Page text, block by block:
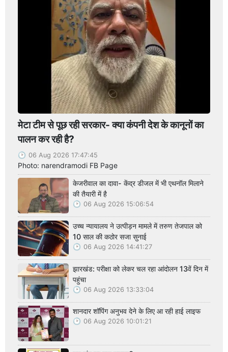
मेटा टीम से पूछ रही सरकार- क्या कंपनी देश के कानूनों का
पालन कर रही है?
06 Aug 2026 17:47:45
Photo: narendramodi FB Page
केजरीवाल का दावा- केंद्र डीजल में भी एथनॉल मिलाने
की तैयारी में है
06 Aug 2026 15:06:54
उच्च न्यायालय ने उत्पीड़न मामले में तरुण तेजपाल को
10 साल की कठोर सजा सुनाई
06 Aug 2026 14:41:27
झारखंड: परीक्षा को लेकर चल रहा आंदोलन 13वें दिन में
पहुंचा
06 Aug 2026 13:33:04
शानदार शॉपिंग अनुभव देने के लिए आ रही हाई लाइफ
06 Aug 2026 10:01:21